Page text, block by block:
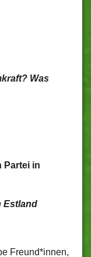
Was
Partei in
Estland
Freund*innen,